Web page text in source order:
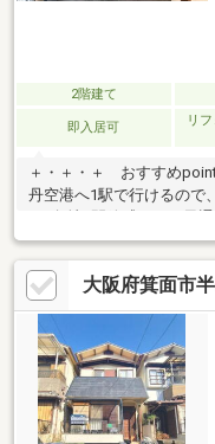
2階建て
即入居可
リ
＋・＋・＋ おすすめ
丹空港へ1駅で行けるので
♪・角地♪開放感あり、風
麗な状態で生活できる♪・
がしやすい♪・収益物件と
24342円・上記私道負担部
のため測量結果、差異、
す。・2026年2月リフォ
洋和室へ改装、室内壁塗
洗い工事一式
大阪府箕面市